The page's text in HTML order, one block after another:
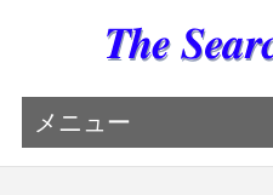
メニュー